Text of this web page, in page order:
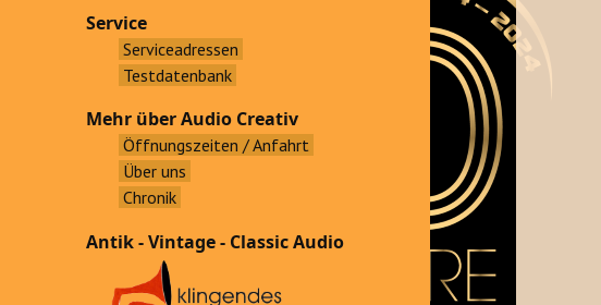
Service
Serviceadressen
Testdatenbank
Mehr über Audio Creativ
Öffnungszeiten / Anfahrt
Über uns
Chronik
Antik - Vintage - Classic Audio